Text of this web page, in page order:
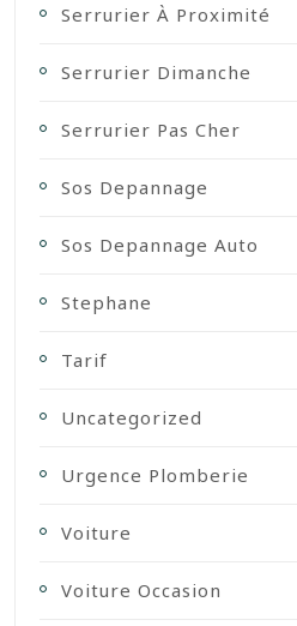
Serrurier À Proximité
Serrurier Dimanche
Serrurier Pas Cher
Sos Depannage
Sos Depannage Auto
Stephane
Tarif
Uncategorized
Urgence Plomberie
Voiture
Voiture Occasion